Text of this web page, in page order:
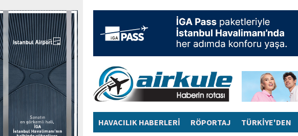
HAVACILIK HABERLERİ RÖPORTAJ TÜRKİYE'DEN